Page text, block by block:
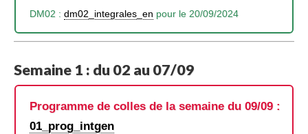
DM02 : dm02_integrales_en pour le 20/09/2024
Semaine 1 : du 02 au 07/09
Programme de colles de la semaine du 09/09 :
01_prog_intgen